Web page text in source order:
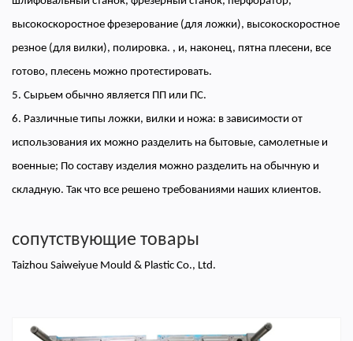
высокоскоростное фрезерование (для ложки), высокоскоростное
резное (для вилки), полировка. , и, наконец, пятна плесени, все
готово, плесень можно протестировать.
5. Сырьем обычно является ПП или ПС.
6. Различные типы ложки, вилки и ножа: в зависимости от
использования их можно разделить на бытовые, самолетные и
военные; По составу изделия можно разделить на обычную и
складную. Так что все решено требованиями наших клиентов.
сопутствующие товары
Taizhou Saiweiyue Mould & Plastic Co., Ltd.